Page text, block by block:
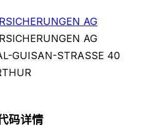
AG
AG
GUISAN-STRASSE 40
码详情